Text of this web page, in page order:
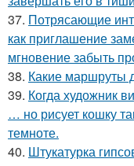
37. Потрясающие
как приглашение
мгновение забыть
38. Какие маршруты
39. Когда художник
… но рисует кошку
темноте.
40. Штукатурка